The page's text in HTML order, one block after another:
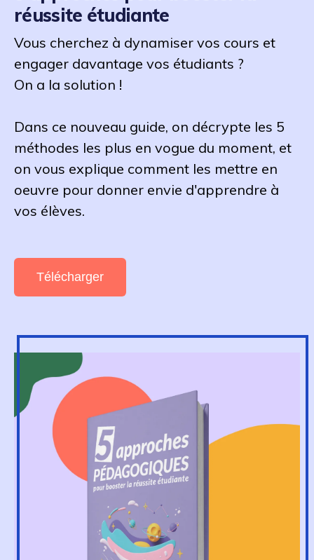
réussite étudiante
Vous cherchez à dynamiser vos cours et
engager davantage vos étudiants ?
On a la solution !
Dans ce nouveau guide, on décrypte les 5
méthodes les plus en vogue du moment, et
on vous explique comment les mettre en
oeuvre pour donner envie d'apprendre à
vos élèves.
Télécharger